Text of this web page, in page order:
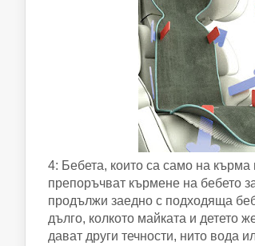
4: Бебета, които са само на
препоръчват кърмене на бебето
продължи заедно с подходяща
дълго, колкото майката и детето
дават други течности, нито вода